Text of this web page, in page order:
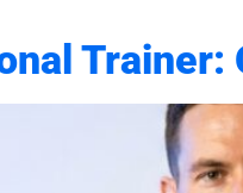
Trainer: